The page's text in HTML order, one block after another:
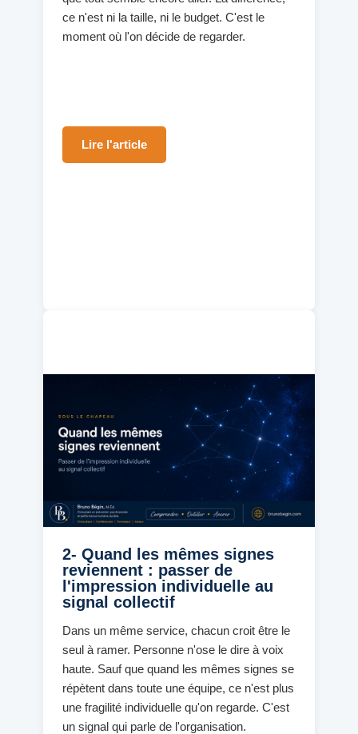
ce n'est ni la taille, ni le budget. C'est le
moment où l'on décide de regarder.
Lire l'article
2- Quand les mêmes signes
reviennent : passer de
l'impression individuelle au
signal collectif
Dans un même service, chacun croit être le
seul à ramer. Personne n'ose le dire à voix
haute. Sauf que quand les mêmes signes se
répètent dans toute une équipe, ce n'est plus
une fragilité individuelle qu'on regarde. C'est
un signal qui parle de l'organisation.